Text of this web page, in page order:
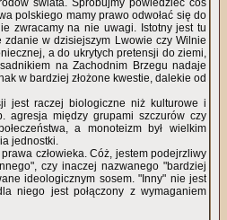
świata. Spróbujmy powiedzieć coś
polskiego mamy prawo odwołać się do
zwracamy na nie uwagi. Istotny jest tu
zdanie w dzisiejszym Lwowie czy Wilnie
a do ukrytych pretensji do ziemi,
na Zachodnim Brzegu nadaje
w bardziej złożone kwestie, dalekie od
jest raczej biologiczne niż kulturowe i
a monoteizm był wielkim
jednostki.
człowieka. Cóż, jestem podejrzliwy
czy inaczej nazwanego "bardziej
sosem. "Inny" nie jest
niego jest połączony z wymaganiem